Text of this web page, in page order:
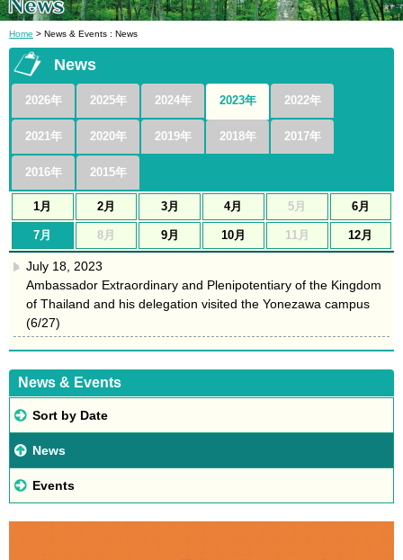
Home > News & Events : News
News
2026年 2025年 2024年 2023年 2022年
2021年 2020年 2019年 2018年 2017年
2016年 2015年
1月 2月 3月 4月 5月 6月
7月 8月 9月 10月 11月 12月
▶
July 18, 2023
Ambassador Extraordinary and Plenipotentiary of the Kingdom
of Thailand and his delegation visited the Yonezawa campus
(6/27)
News & Events
Sort by Date
News
Events